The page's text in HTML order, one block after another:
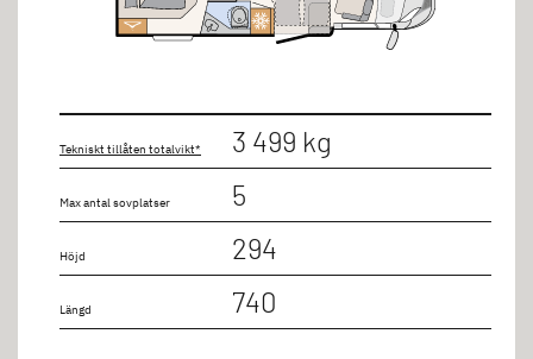
Tekniskt tillåten totalvikt* 3 499 kg
Max antal sovplatser 5
Höjd 294
Längd 740